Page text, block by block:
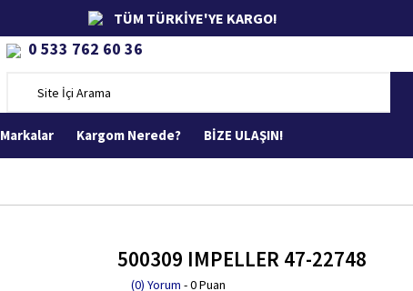
TÜM TÜRKİYE'YE KARGO!
0 533 762 60 36
Markalar Kargom Nerede? BİZE ULAŞIN!
500309 IMPELLER 47-22748
(0) Yorum - 0 Puan